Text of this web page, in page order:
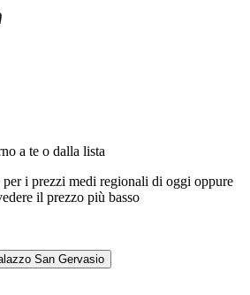
a te o dalla lista
per i prezzi medi regionali di oggi oppure
il prezzo più basso
San Gervasio